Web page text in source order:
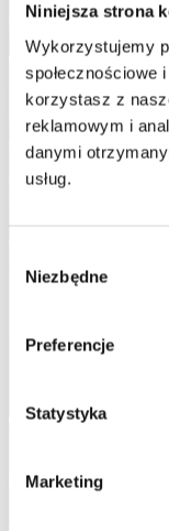
Niniejsza strona
Wykorzystujemy
społecznościowe
korzystasz z
reklamowym i
danymi
usług.
zgody
Niezbędne
Preferencje
Statystyka
Marketing